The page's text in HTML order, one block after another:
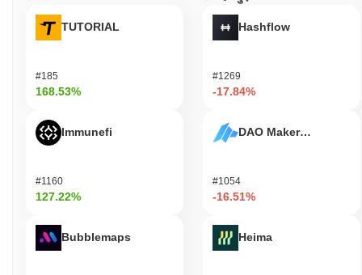
TUTORIAL
#185
168.53%
Immunefi
#1160
127.22%
Bubblemaps
Hashflow
#1269
-17.84%
DAO Maker Token
#1054
-16.51%
Heima